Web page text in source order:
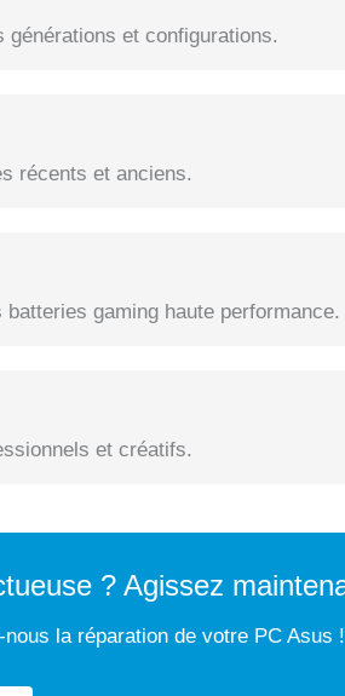
générations et configurations.
récents et anciens.
gaming haute performance.
et créatifs.
? Agissez
la réparation de votre PC Asus !